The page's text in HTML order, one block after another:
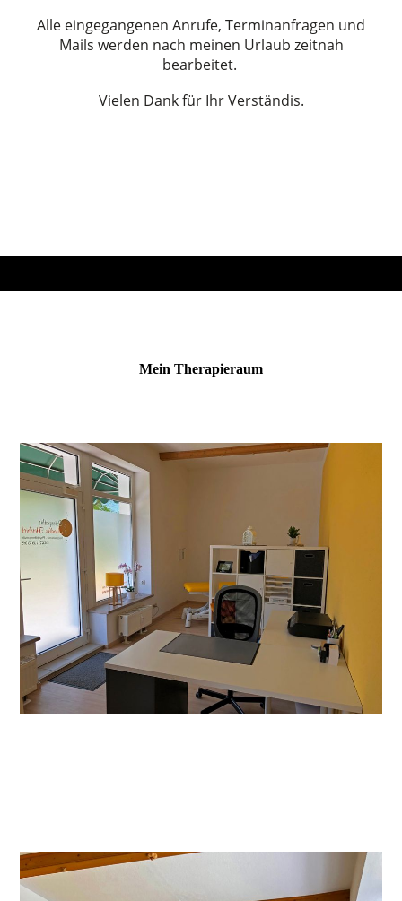
Alle eingegangenen Anrufe, Terminanfragen und
Mails werden nach meinen Urlaub zeitnah
bearbeitet.
Vielen Dank für Ihr Verständis.
Mein Therapieraum